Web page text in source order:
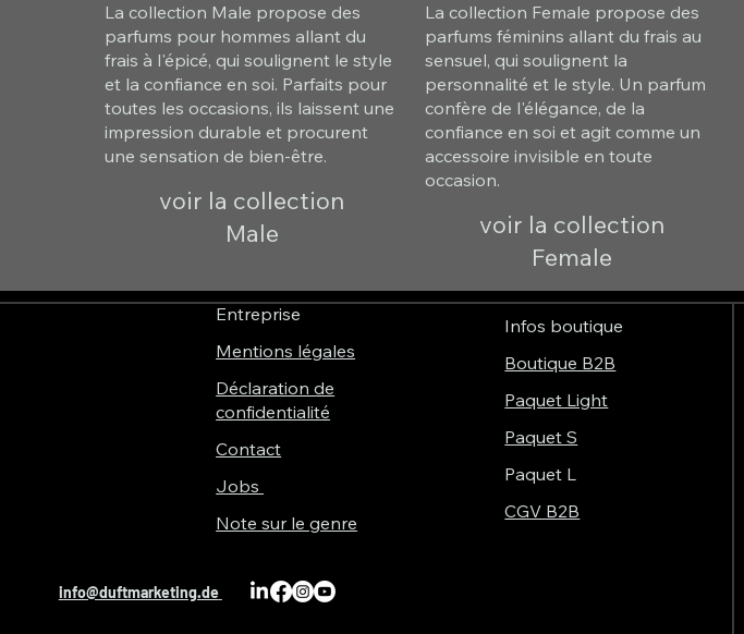
La collection Male propose des
parfums pour hommes allant du
frais à l'épicé, qui soulignent le style
et la confiance en soi. Parfaits pour
toutes les occasions, ils laissent une
impression durable et procurent
une sensation de bien-être.
voir la collection
Male
La collection Female propose des
parfums féminins allant du frais au
sensuel, qui soulignent la
personnalité et le style. Un parfum
confère de l'élégance, de la
confiance en soi et agit comme un
accessoire invisible en toute
occasion.
voir la collection
Female
Entreprise
Mentions légales
Déclaration de
confidentialité
Contact
Jobs
Note sur le genre
Infos boutique
Boutique B2B
Paquet Light
Paquet S
Paquet L
CGV B2B
info@duftmarketing.de